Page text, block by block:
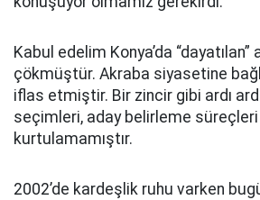
Kabul edelim Konya’da
çökmüştür. Akraba siyasetine
iflas etmiştir. Bir zincir gibi ardı
seçimleri, aday belirleme
kurtulamamıştır.
2002’de kardeşlik ruhu varken